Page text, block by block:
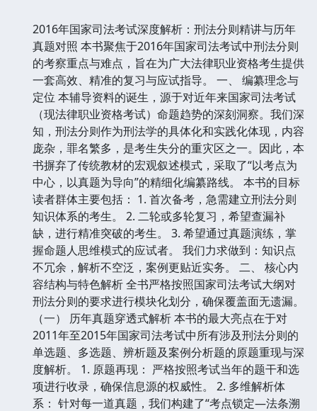
2016年国家司法考试深度解析：刑法分则精讲与历年
真题对照 本书聚焦于2016年国家司法考试中刑法分则
的考察重点与难点，旨在为广大法律职业资格考生提供
一套高效、精准的复习与应试指导。 一、 编纂理念与
定位 本辅导资料的诞生，源于对近年来国家司法考试
（现法律职业资格考试）命题趋势的深刻洞察。我们深
知，刑法分则作为刑法学的具体化和实践化体现，内容
庞杂，罪名繁多，是考生失分的重灾区之一。因此，本
书摒弃了传统教材的宏观叙述模式，采取了“以考点为
中心，以真题为导向”的精细化编纂路线。 本书的目标
读者群体主要包括： 1. 首次备考，急需建立刑法分则
知识体系的考生。 2. 二轮或多轮复习，希望查漏补
缺，进行精准突破的考生。 3. 希望通过真题演练，掌
握命题人思维模式的应试者。 我们力求做到：知识点
不冗余，解析不空泛，案例更贴近实务。 二、 核心内
容结构与特色解析 全书严格按照国家司法考试大纲对
刑法分则的要求进行模块化划分，确保覆盖面无遗漏。
（一） 历年真题穿透式解析 本书的最大亮点在于对
2011年至2015年国家司法考试中所有涉及刑法分则的
单选题、多选题、辨析题及案例分析题的原题重现与深
度解析。 1. 原题再现： 严格按照考试当年的题干和选
项进行收录，确保信息源的权威性。 2. 多维解析体
系： 针对每一道真题，我们构建了“考点锁定—法条溯